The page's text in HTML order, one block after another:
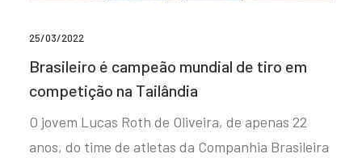
25/03/2022
Brasileiro é campeão mundial de tiro em
competição na Tailândia
O jovem Lucas Roth de Oliveira, de apenas 22
anos, do time de atletas da Companhia Brasileira